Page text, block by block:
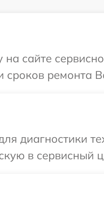
сайте
сроков ремонта
диагностики
в сервисный